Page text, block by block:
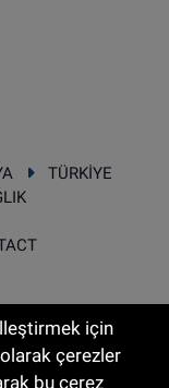
TÜRKİYE
Her hakkı saklıdır.
için
çerezler
bu çerez